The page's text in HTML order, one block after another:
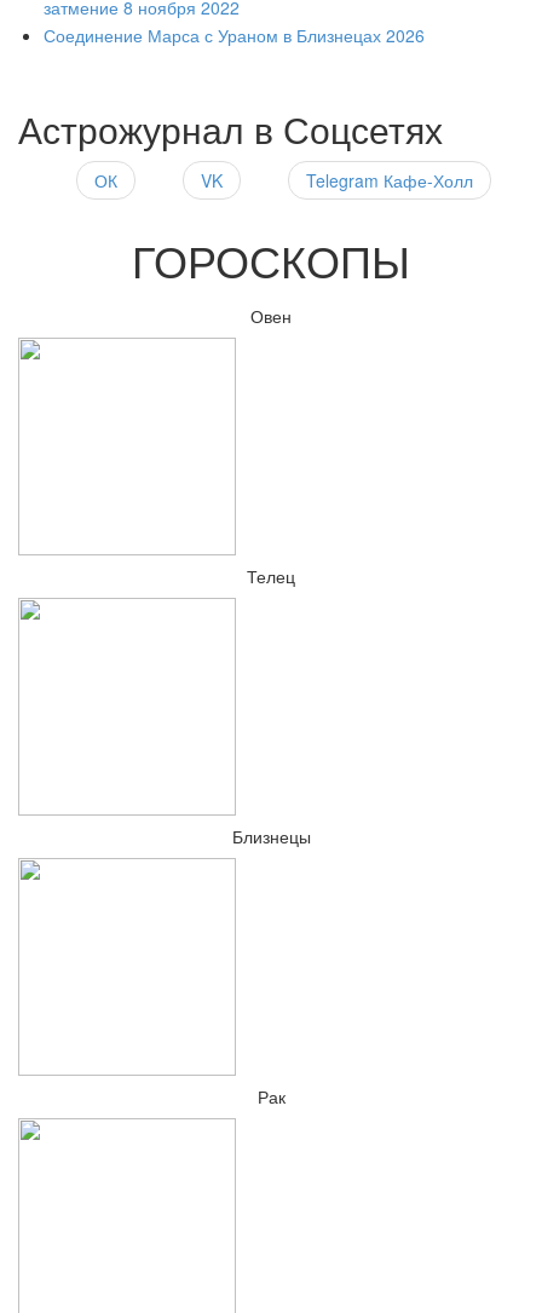
затмение 8 ноября 2022
Соединение Марса с Ураном в Близнецах 2026
Астрожурнал в Соцсетях
ОК VK Telegram Кафе-Холл
ГОРОСКОПЫ
Овен
Телец
Близнецы
Рак